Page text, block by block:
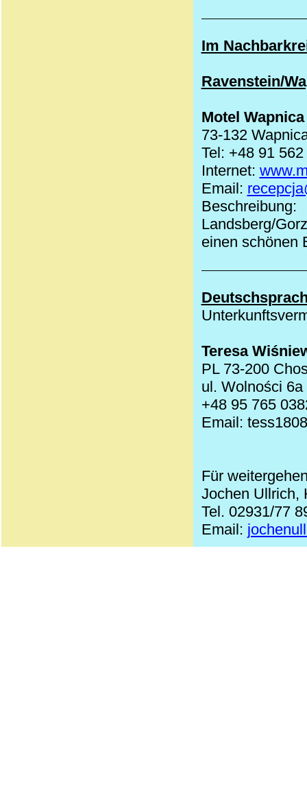
Im
Ravenstein/
Motel Wapnica
73-132
Tel: +48 91
Internet:
Email:
Landsberg/
einen schönen
Teresa
PL 73-200
ul. Wolności 6a
+48 95 765
Email:
Für
Jochen Ullrich,
Tel. 02931/77
Email: